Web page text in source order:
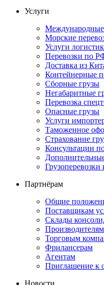
Услуги
Международные
Морские
Услуги
Перевозки по
Доставка из
Контейнерные
Сборные грузы
Негабаритные
Перевозка
Опасные грузы
Услуги
Таможенное
Страхование
Консультации
Грузоперевозки
Партнёрам
Общие
Поставщикам
Склады
Торговым
Фрилансерам
Агентам
Приглашение к
Новости